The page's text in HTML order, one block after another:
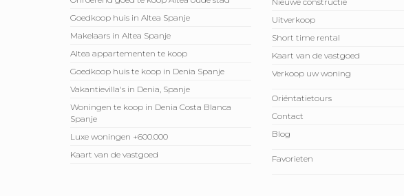
Goedkoop huis in Altea Spanje
Makelaars in Altea Spanje
Altea appartementen te koop
Goedkoop huis te koop in Denia Spanje
Vakantievilla's in Denia, Spanje
Woningen te koop in Denia Costa Blanca
Spanje
Luxe woningen +600.000
Kaart van de vastgoed
Uitverkoop
Short time rental
Kaart van de vastgoed
Verkoop uw woning
Oriëntatietours
Contact
Blog
Favorieten